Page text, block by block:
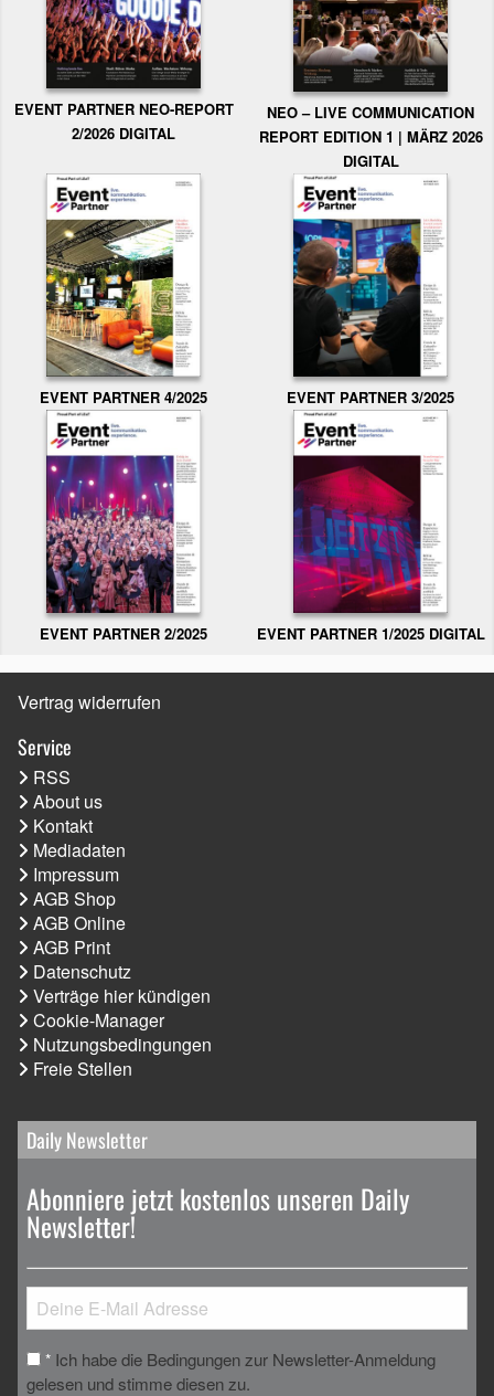
EVENT PARTNER NEO-REPORT
2/2026 DIGITAL
NEO – LIVE COMMUNICATION
REPORT EDITION 1 | MÄRZ 2026
DIGITAL
EVENT PARTNER 4/2025 EVENT PARTNER 3/2025
EVENT PARTNER 2/2025 EVENT PARTNER 1/2025 DIGITAL
Vertrag widerrufen
Service
RSS
About us
Kontakt
Mediadaten
Impressum
AGB Shop
AGB Online
AGB Print
Datenschutz
Verträge hier kündigen
Cookie-Manager
Nutzungsbedingungen
Freie Stellen
Daily Newsletter
Abonniere jetzt kostenlos unseren Daily
Newsletter!
* Ich habe die Bedingungen zur Newsletter-Anmeldung
gelesen und stimme diesen zu.